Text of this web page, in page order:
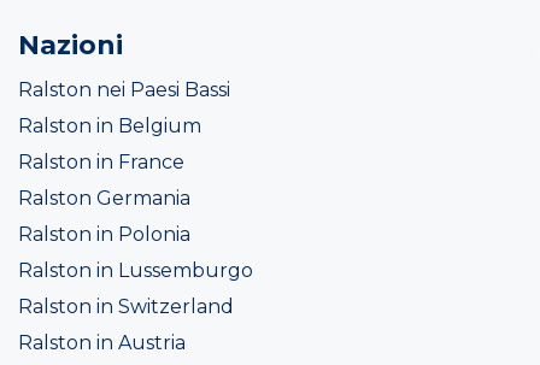
Nazioni
Ralston nei Paesi Bassi
Ralston in Belgium
Ralston in France
Ralston Germania
Ralston in Polonia
Ralston in Lussemburgo
Ralston in Switzerland
Ralston in Austria